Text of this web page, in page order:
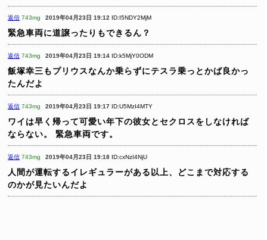
返信 743mg 2019年04月23日 19:12 ID:I5NDY2MjM
緊急車両に道譲ったりもできるん？
返信 743mg 2019年04月23日 19:14 ID:k5MjY0ODM
飯塚幸三もプリウスなんか乗らずにテスラ乗っとかば良かっ
たんだよ
返信 743mg 2019年04月23日 19:17 ID:U5MzI4MTY
ワイは早く帰って可愛い年下の彼女とセクロスをしなければ
ならない。
緊急車両です。
返信 743mg 2019年04月23日 19:18 ID:cxNzI4NjU
人間が運転するイレギュラーがある以上、どこまで対応する
のかが見たいんだよ